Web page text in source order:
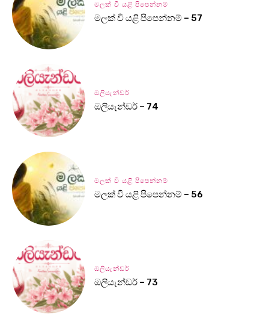
මලක් වී යළි පිපෙන්නම්
මලක් වී යළි පිපෙන්නම් – 57
ඔලියැන්ඩර්
ඔලියැන්ඩර් – 74
මලක් වී යළි පිපෙන්නම්
මලක් වී යළි පිපෙන්නම් – 56
ඔලියැන්ඩර්
ඔලියැන්ඩර් – 73